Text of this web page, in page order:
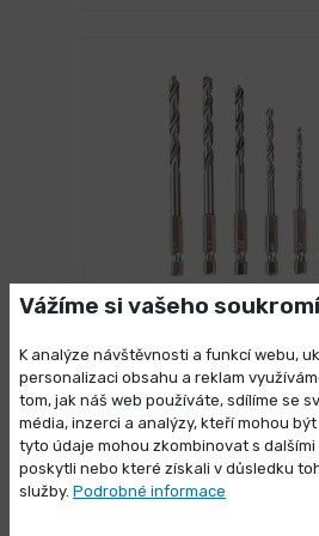
3 dny
stopkou 1/4" 1. 5-
šroubováku
100,75 Kč/ ks
Vážíme si vašeho soukromí
K analýze návštěvnosti a funkcí webu,
personalizaci obsahu a reklam
tom, jak náš web používáte, sdílíme se
média, inzerci a analýzy, kteří mohou
tyto údaje mohou zkombinovat s
poskytli nebo které získali v důsledku
služby. Podrobné informace
Výprodej
Vybrané produkty nyní